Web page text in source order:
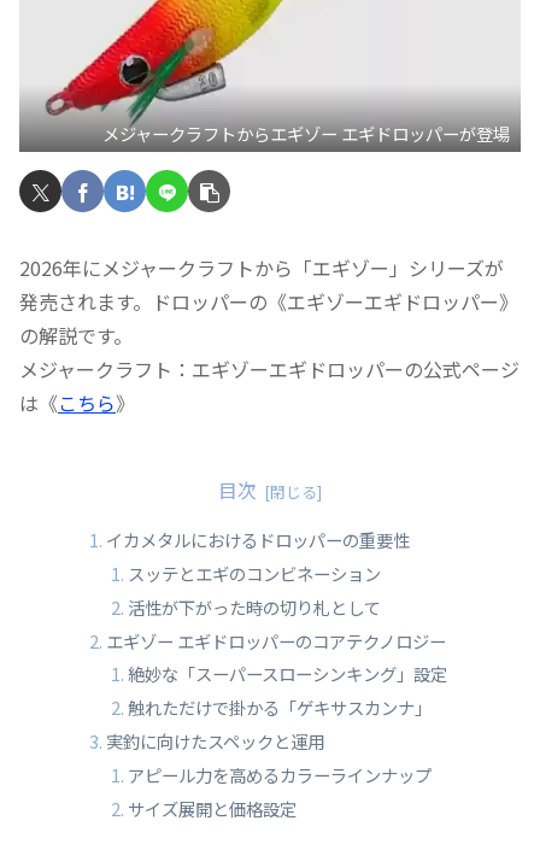
メジャークラフトからエギゾー エギドロッパーが登場
2026年にメジャークラフトから「エギゾー」シリーズが
発売されます。ドロッパーの《エギゾーエギドロッパー》
の解説です。
メジャークラフト：エギゾーエギドロッパーの公式ページ
は《こちら》
目次
イカメタルにおけるドロッパーの重要性
スッテとエギのコンビネーション
活性が下がった時の切り札として
エギゾー エギドロッパーのコアテクノロジー
絶妙な「スーパースローシンキング」設定
触れただけで掛かる「ゲキサスカンナ」
実釣に向けたスペックと運用
アピール力を高めるカラーラインナップ
サイズ展開と価格設定